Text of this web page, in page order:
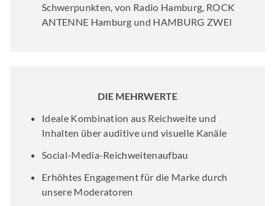
Schwerpunkten, von Radio Hamburg, ROCK
ANTENNE Hamburg und HAMBURG ZWEI
DIE MEHRWERTE
Ideale Kombination aus Reichweite und
Inhalten über auditive und visuelle Kanäle
Social-Media-Reichweitenaufbau
Erhöhtes Engagement für die Marke durch
unsere Moderatoren